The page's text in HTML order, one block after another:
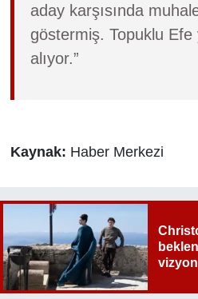
aday karşısında
göstermiş. Topuklu
alıyor.”
Kaynak: Haber Merkezi